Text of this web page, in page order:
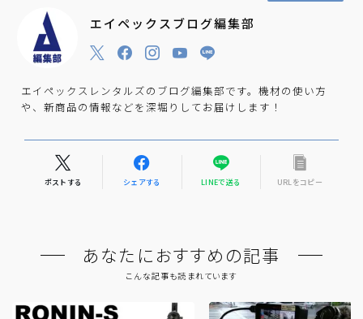
エイペックスブログ編集部
エイペックスレンタルズのブログ編集部です。機材の使い方
や、新商品の情報などを深堀りしてお届けします！
ポストする シェアする LINEで送る URLをコピー
あなたにおすすめの記事
こんな記事も読まれています